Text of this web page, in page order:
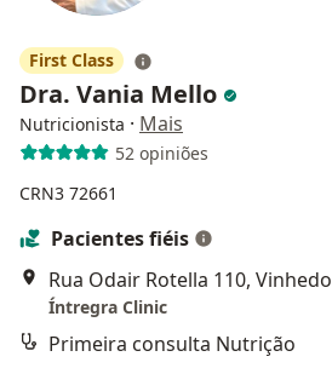
First Class
Dra. Vania Mello
Nutricionista · Mais
52 opiniões
CRN3 72661
Pacientes fiéis
Rua Odair Rotella 110, Vinhedo
Íntregra Clinic
Primeira consulta Nutrição